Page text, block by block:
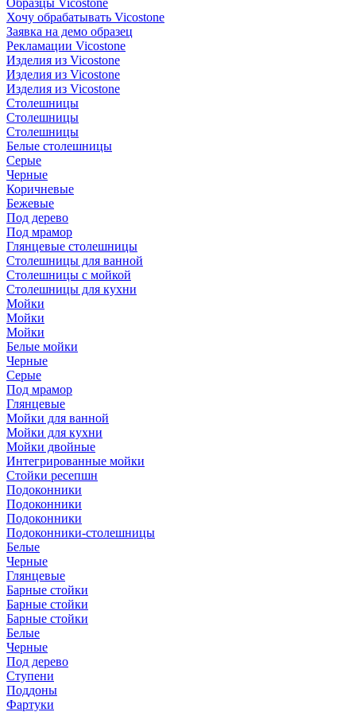
Образцы Vicostone
Хочу обрабатывать Vicostone
Заявка на демо образец
Рекламации Vicostone
Изделия из Vicostone
Изделия из Vicostone
Изделия из Vicostone
Столешницы
Столешницы
Столешницы
Белые столешницы
Серые
Черные
Коричневые
Бежевые
Под дерево
Под мрамор
Глянцевые столешницы
Столешницы для ванной
Столешницы с мойкой
Столешницы для кухни
Мойки
Мойки
Мойки
Белые мойки
Черные
Серые
Под мрамор
Глянцевые
Мойки для ванной
Мойки для кухни
Мойки двойные
Интегрированные мойки
Стойки ресепшн
Подоконники
Подоконники
Подоконники
Подоконники-столешницы
Белые
Черные
Глянцевые
Барные стойки
Барные стойки
Барные стойки
Белые
Черные
Под дерево
Ступени
Поддоны
Фартуки